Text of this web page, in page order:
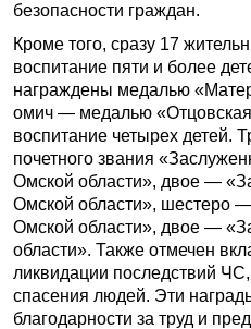
безопасности граждан.
Кроме того, сразу 17
воспитание пяти и более
награждены медалью
омич — медалью
воспитание четырех детей.
почетного звания
Омской области», двое —
Омской области», шестеро
Омской области», двое —
области». Также отмечен
ликвидации последствий
спасения людей. Эти
благодарности за труд и